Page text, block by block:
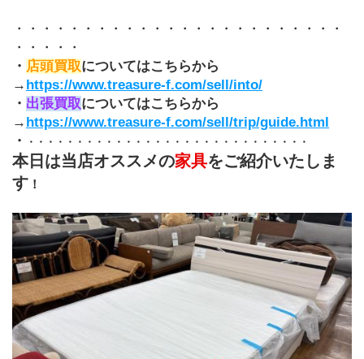
・・・・・・・・・・・・・・・・・・・・・・・・
・・・・・
・ 店頭買取についてはこちらから
→ https://www.treasure-f.com/sell/into/
・ 出張買取についてはこちらから
→ https://www.treasure-f.com/sell/trip/guide.html
・
・・・・・・・・・・・・・・・・・・・・・・・・・・・・・
本日は当店オススメの家具をご紹介いたしま
す ！